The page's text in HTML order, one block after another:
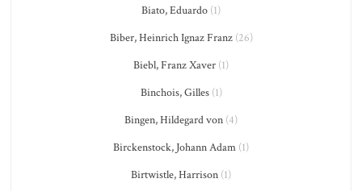
Biato, Eduardo (1)
Biber, Heinrich Ignaz Franz(26)
Biebl, Franz Xaver (1)
Binchois, Gilles(1)
Bingen, Hildegard von (4)
Birckenstock, Johann Adam (1)
Birtwistle, Harrison (1)